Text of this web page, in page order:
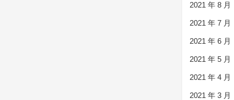
2021 年 8 月
2021 年 7 月
2021 年 6 月
2021 年 5 月
2021 年 4 月
2021 年 3 月